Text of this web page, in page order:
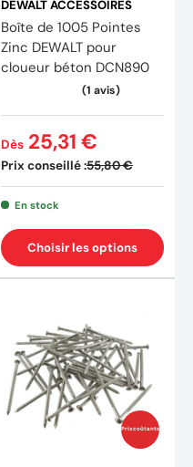
(2
DEWALT ACCESSOIRES
Boîte de 1005 Pointes
Zinc DEWALT pour
cloueur béton DCN890
Prix conseillé :55,80 €
Dès 25,31 €
En stock
Choisir les options
Prix coûtants